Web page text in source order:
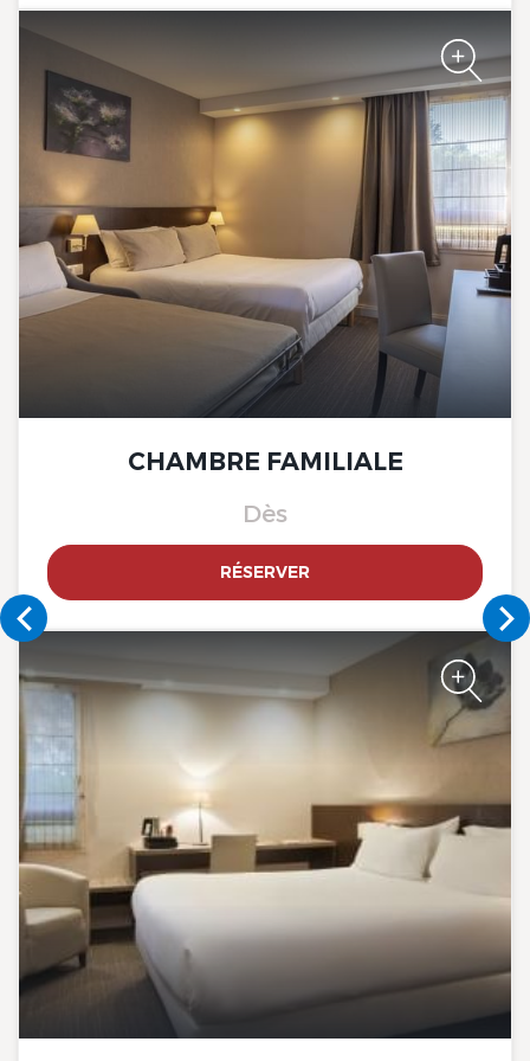
CHAMBRE FAMILIALE
Dès
RÉSERVER
The Originals City, Limoges
Sud-Feytiat
The Originals City, Limoges
Sud-Feytiat
The Originals City, Limoges
Sud-Feytiat